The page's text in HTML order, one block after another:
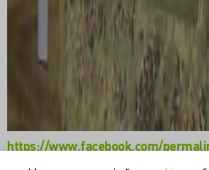
https://www.facebook.com/